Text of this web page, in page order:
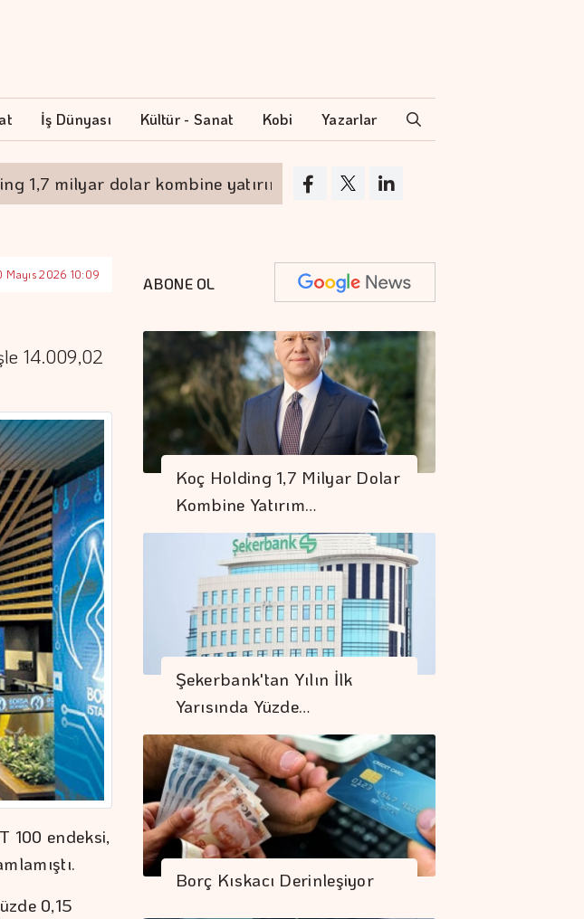
İş Dünyası Kültür - Sanat Kobi Yazarlar
milyar dolar kombine yatırım yaptı Geleceğin Hasadı
Mayıs 2026 10:09
14.009,02
100 endeksi,
0,15
ABONE OL
Koç Holding 1,7 Milyar Dolar
Kombine Yatırım…
Şekerbank'tan Yılın İlk
Yarısında Yüzde…
Borç Kıskacı Derinleşiyor
Emeklilik Fon
Yönetim Hizmetlerini
Mobil Uygulamaya